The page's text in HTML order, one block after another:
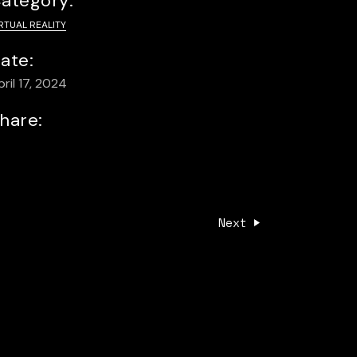
REALITY
17, 2024
Next